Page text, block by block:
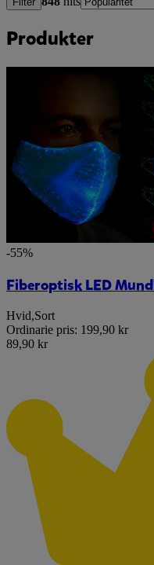
Produkter
-55%
Fiberoptisk LED
Hvid,Sort
Ordinarie pris: 199,90 kr
89,90 kr